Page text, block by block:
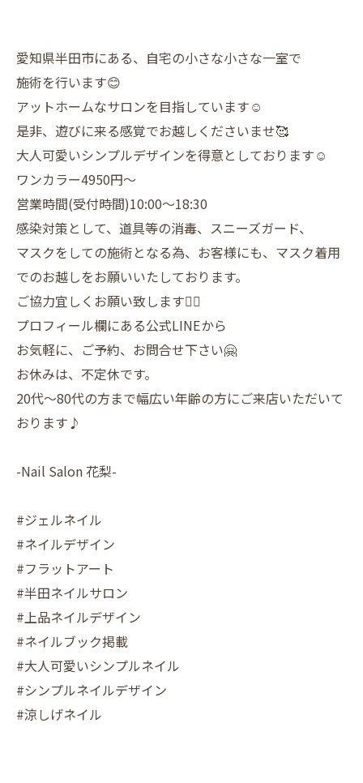
愛知県半田市にある、自宅の小さな小さな一室で
施術を行います😊
アットホームなサロンを目指しています☺️
是非、遊びに来る感覚でお越しくださいませ🥰
大人可愛いシンプルデザインを得意としております☺️
ワンカラー4950円〜
営業時間(受付時間)10:00〜18:30
感染対策として、道具等の消毒、スニーズガード、
マスクをしての施術となる為、お客様にも、マスク着用
でのお越しをお願いいたしております。
ご協力宜しくお願い致します🙇‍♀️
プロフィール欄にある公式LINEから
お気軽に、ご予約、お問合せ下さい🤗
お休みは、不定休です。
20代〜80代の方まで幅広い年齢の方にご来店いただいて
おります♪
-Nail Salon 花梨-
#ジェルネイル
#ネイルデザイン
#フラットアート
#半田ネイルサロン
#上品ネイルデザイン
#ネイルブック掲載
#大人可愛いシンプルネイル
#シンプルネイルデザイン
#涼しげネイル